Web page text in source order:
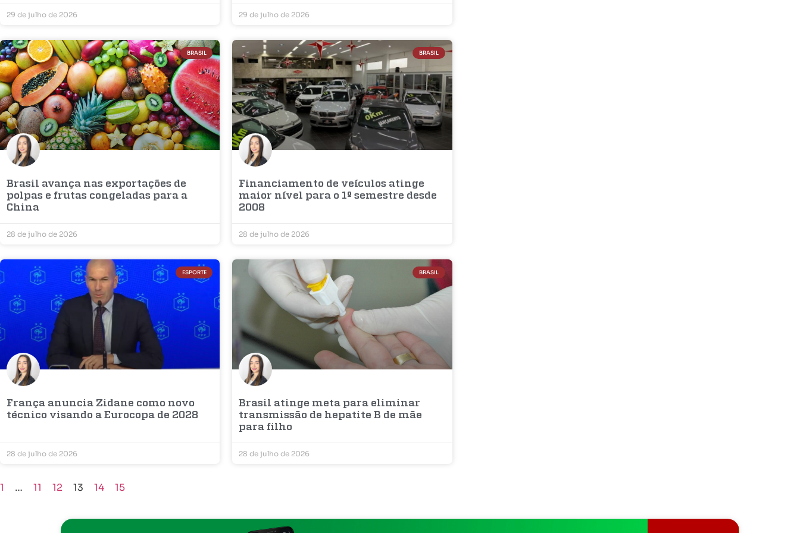
29 de julho de 2026 29 de julho de 2026
BRASIL
Brasil avança nas exportações de
polpas e frutas congeladas para a
China
28 de julho de 2026
BRASIL
Financiamento de veículos atinge
maior nível para o 1º semestre desde
2008
28 de julho de 2026
ESPORTE
França anuncia Zidane como novo
técnico visando a Eurocopa de 2028
28 de julho de 2026
BRASIL
Brasil atinge meta para eliminar
transmissão de hepatite B de mãe
para filho
28 de julho de 2026
1 … 11 12 13 14 15